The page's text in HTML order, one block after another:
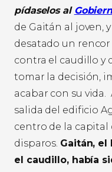
pídaselos al
de Gaitán al joven,
desatado un
contra el caudillo y
tomar la decisión,
acabar con su vida.
salida del edificio
centro de la capital
disparos. Gaitán, el
el caudillo, había